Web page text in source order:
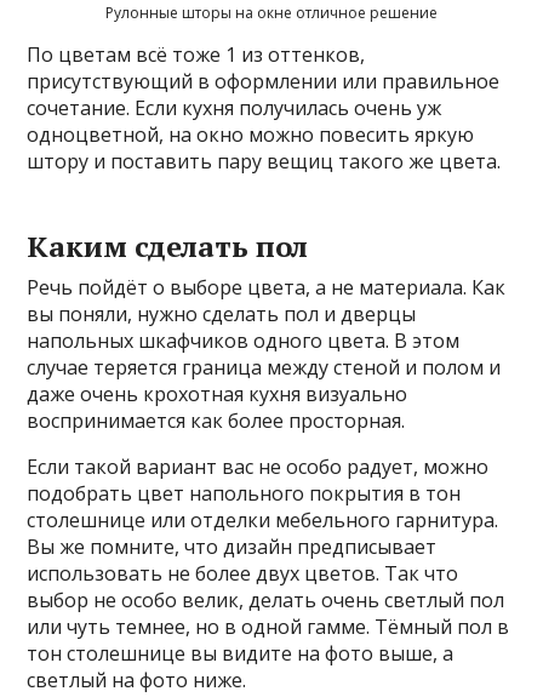
Рулонные шторы на окне отличное решение
По цветам всё тоже 1 из оттенков,
присутствующий в оформлении или правильное
сочетание. Если кухня получилась очень уж
одноцветной, на окно можно повесить яркую
штору и поставить пару вещиц такого же цвета.
Каким сделать пол
Речь пойдёт о выборе цвета, а не материала. Как
вы поняли, нужно сделать пол и дверцы
напольных шкафчиков одного цвета. В этом
случае теряется граница между стеной и полом и
даже очень крохотная кухня визуально
воспринимается как более просторная.
Если такой вариант вас не особо радует, можно
подобрать цвет напольного покрытия в тон
столешнице или отделки мебельного гарнитура.
Вы же помните, что дизайн предписывает
использовать не более двух цветов. Так что
выбор не особо велик, делать очень светлый пол
или чуть темнее, но в одной гамме. Тёмный пол в
тон столешнице вы видите на фото выше, а
светлый на фото ниже.